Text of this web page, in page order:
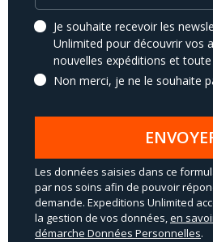
Je souhaite recevoir les
Unlimited pour découvrir vos
nouvelles expéditions et
Non merci, je ne le souhaite
Les données saisies dans ce
par nos soins afin de pouvoir
demande. Expeditions Unlimited
la gestion de vos données,en
démarche Données Personnelles.